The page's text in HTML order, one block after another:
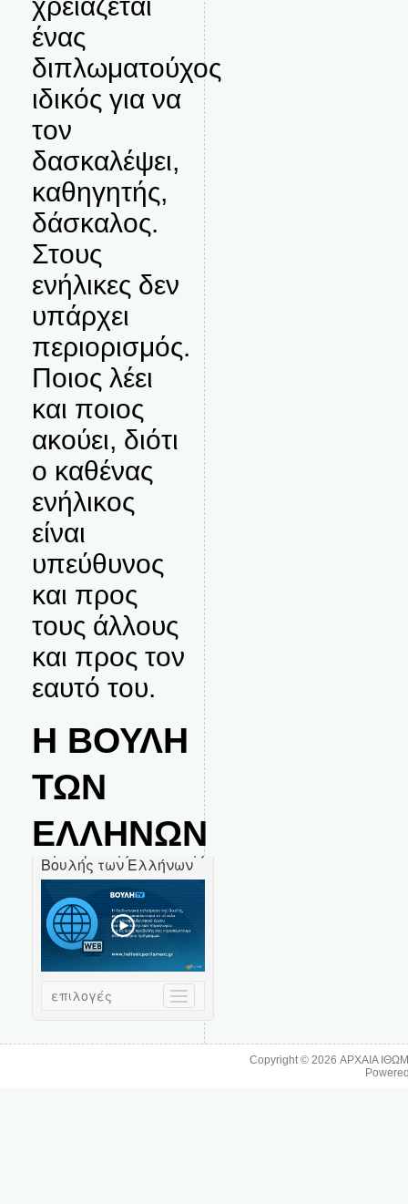
ένας
διπλωματούχος
ιδικός για να
τον
δασκαλέψει,
καθηγητής,
δάσκαλος.
Στους
ενήλικες δεν
υπάρχει
περιορισμός.
Ποιος λέει
και ποιος
ακούει, διότι
ο καθένας
ενήλικος
είναι
υπεύθυνος
και προς
τους άλλους
και προς τον
εαυτό του.
Η ΒΟΥΛΗ
ΤΩΝ
ΕΛΛΗΝΩΝ
Copyright © 2026ΑΡΧΑΙΑ